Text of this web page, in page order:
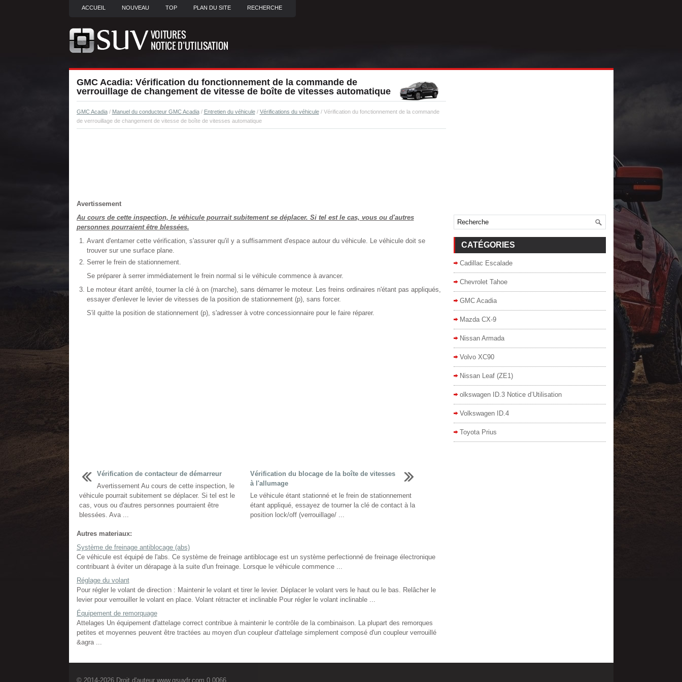
ACCUEIL NOUVEAU TOP PLAN DU SITE RECHERCHE
GMC Acadia: Vérification du fonctionnement de la commande de
verrouillage de changement de vitesse de boîte de vitesses automatique
GMC Acadia/ Manuel du conducteur GMC Acadia/ Entretien du véhicule/ Vérifications du véhicule/ Vérification du fonctionnement de la commande
de verrouillage de changement de vitesse de boîte de vitesses automatique
Avertissement
Au cours de cette inspection, le véhicule pourrait subitement se déplacer. Si tel est le cas, vous ou d'autres
personnes pourraient être blessées.
Avant d'entamer cette vérification, s'assurer qu'il y a suffisamment d'espace autour du véhicule. Le véhicule doit se
trouver sur une surface plane.
Serrer le frein de stationnement.
Se préparer à serrer immédiatement le frein normal si le véhicule commence à avancer.
Le moteur étant arrêté, tourner la clé à on (marche), sans démarrer le moteur. Les freins ordinaires n'étant pas appliqués,
essayer d'enlever le levier de vitesses de la position de stationnement (p), sans forcer.
S'il quitte la position de stationnement (p), s'adresser à votre concessionnaire pour le faire réparer.
Vérification de contacteur de démarreur
Avertissement Au cours de cette inspection, le
véhicule pourrait subitement se déplacer. Si tel est le
cas, vous ou d'autres personnes pourraient être
blessées. Ava ...
Vérification du blocage de la boîte de vitesses
à l'allumage
Le véhicule étant stationné et le frein de stationnement
étant appliqué, essayez de tourner la clé de contact à la
position lock/off (verrouillage/ ...
Autres materiaux:
Système de freinage antiblocage (abs)
Ce véhicule est équipé de l'abs. Ce système de freinage antiblocage est un système perfectionné de freinage électronique
contribuant à éviter un dérapage à la suite d'un freinage. Lorsque le véhicule commence ...
Réglage du volant
Pour régler le volant de direction : Maintenir le volant et tirer le levier. Déplacer le volant vers le haut ou le bas. Relâcher le
levier pour verrouiller le volant en place. Volant rétracter et inclinable Pour régler le volant inclinable ...
Équipement de remorquage
Attelages Un équipement d'attelage correct contribue à maintenir le contrôle de la combinaison. La plupart des remorques
petites et moyennes peuvent être tractées au moyen d'un coupleur d'attelage simplement composé d'un coupleur verrouillé
&agra ...
CATÉGORIES
Cadillac Escalade
Chevrolet Tahoe
GMC Acadia
Mazda CX-9
Nissan Armada
Volvo XC90
Nissan Leaf (ZE1)
olkswagen ID.3 Notice d’Utilisation
Volkswagen ID.4
Toyota Prius
© 2014-2026 Droit d'auteur www.gsuvfr.com 0.0066